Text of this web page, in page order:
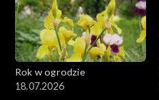
Rok w ogrodzie
18.07.2026